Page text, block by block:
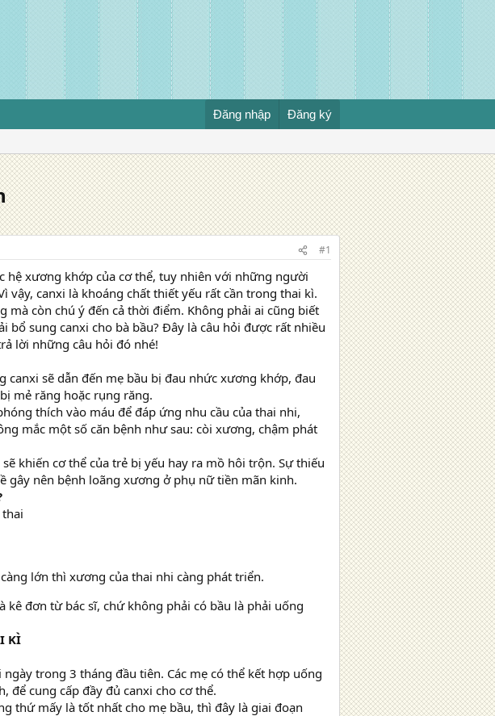
Đăng nhập Đăng ký
#1
hệ xương khớp của cơ thể, tuy nhiên với những người
canxi là khoáng chất thiết yếu rất cần trong thai kì.
mà còn chú ý đến cả thời điểm. Không phải ai cũng biết
bổ sung canxi cho bà bầu? Đây là câu hỏi được rất nhiều
lời những câu hỏi đó nhé!
sẽ dẫn đến mẹ bầu bị đau nhức xương khớp, đau
mẻ răng hoặc rụng răng.
thích vào máu để đáp ứng nhu cầu của thai nhi,
mắc một số căn bệnh như sau: còi xương, chậm phát
khiến cơ thể của trẻ bị yếu hay ra mồ hôi trộn. Sự thiếu
gây nên bệnh loãng xương ở phụ nữ tiền mãn kinh.
lớn thì xương của thai nhi càng phát triển.
đơn từ bác sĩ, chứ không phải có bầu là phải uống
KÌ
trong 3 tháng đầu tiên. Các mẹ có thể kết hợp uống
để cung cấp đầy đủ canxi cho cơ thể.
thứ mấy là tốt nhất cho mẹ bầu, thì đây là giai đoạn